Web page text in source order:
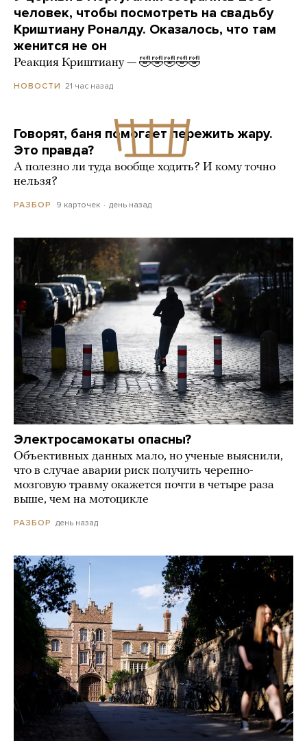
человек, чтобы посмотреть на свадьбу
Криштиану Роналду. Оказалось, что там
женится не он
Реакция Криштиану — 🤣🤣🤣🤣🤣
НОВОСТИ 21 час назад
Говорят, баня помогает пережить жару.
Это правда?
А полезно ли туда вообще ходить? И кому точно
нельзя?
РАЗБОР 9 карточек день назад
Электросамокаты опасны?
Объективных данных мало, но ученые выяснили,
что в случае аварии риск получить черепно-
мозговую травму окажется почти в четыре раза
выше, чем на мотоцикле
РАЗБОР день назад